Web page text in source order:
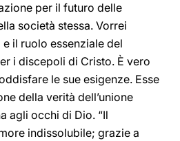
per il futuro delle
società stessa. Vorrei
il ruolo essenziale del
i discepoli di Cristo. È vero
le sue esigenze. Esse
della verità dell’unione
agli occhi di Dio. “Il
indissolubile; grazie a